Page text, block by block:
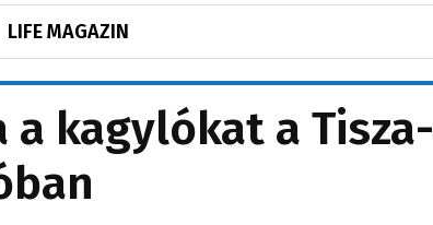
LIFE MAGAZIN
kagylókat a Tisza-